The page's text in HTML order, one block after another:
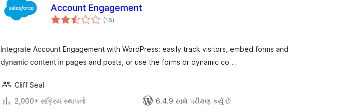
Account Engagement
(16કુલ
રેટિંગ્સ
)
Integrate Account Engagement with WordPress: easily track visitors, embed forms and
dynamic content in pages and posts, or use the forms or dynamic co …
Cliff Seal
2,000+ સક્રિય સ્થાપનો
6.4.9 સાથે પરીક્ષણ કર્યું છે